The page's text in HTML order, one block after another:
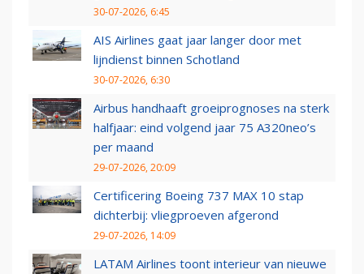
30-07-2026, 6:45
AIS Airlines gaat jaar langer door met
lijndienst binnen Schotland
30-07-2026, 6:30
Airbus handhaaft groeiprognoses na sterk
halfjaar: eind volgend jaar 75 A320neo’s
per maand
29-07-2026, 20:09
Certificering Boeing 737 MAX 10 stap
dichterbij: vliegproeven afgerond
29-07-2026, 14:09
LATAM Airlines toont interieur van nieuwe